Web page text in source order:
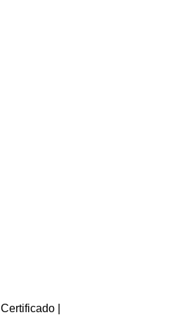
Certificado |